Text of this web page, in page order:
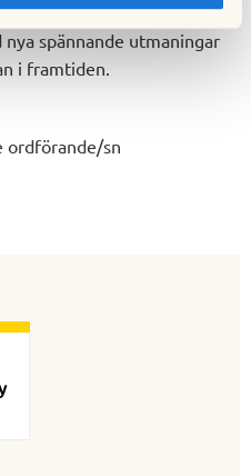
till i ansvarsfulla arbetet
spännande utmaningar
i framtiden.
ordförande/sn